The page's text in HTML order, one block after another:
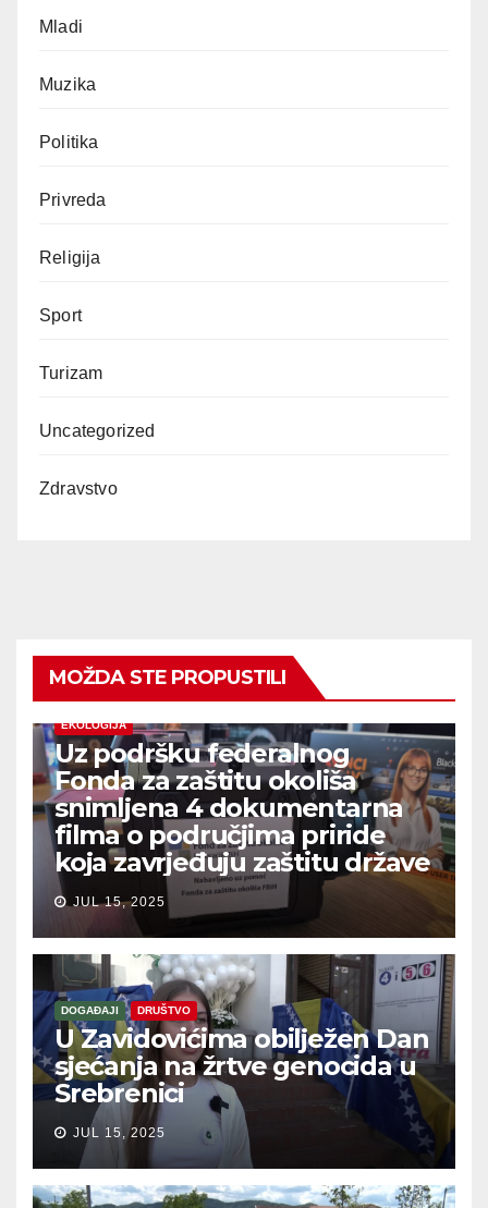
Mladi
Muzika
Politika
Privreda
Religija
Sport
Turizam
Uncategorized
Zdravstvo
MOŽDA STE PROPUSTILI
EKOLOGIJA
Uz podršku federalnog
Fonda za zaštitu okoliša
snimljena 4 dokumentarna
filma o područjima priride
koja zavrjeđuju zaštitu države
JUL 15, 2025
DOGAĐAJI DRUŠTVO
U Zavidovićima obilježen Dan
sjećanja na žrtve genocida u
Srebrenici
JUL 15, 2025